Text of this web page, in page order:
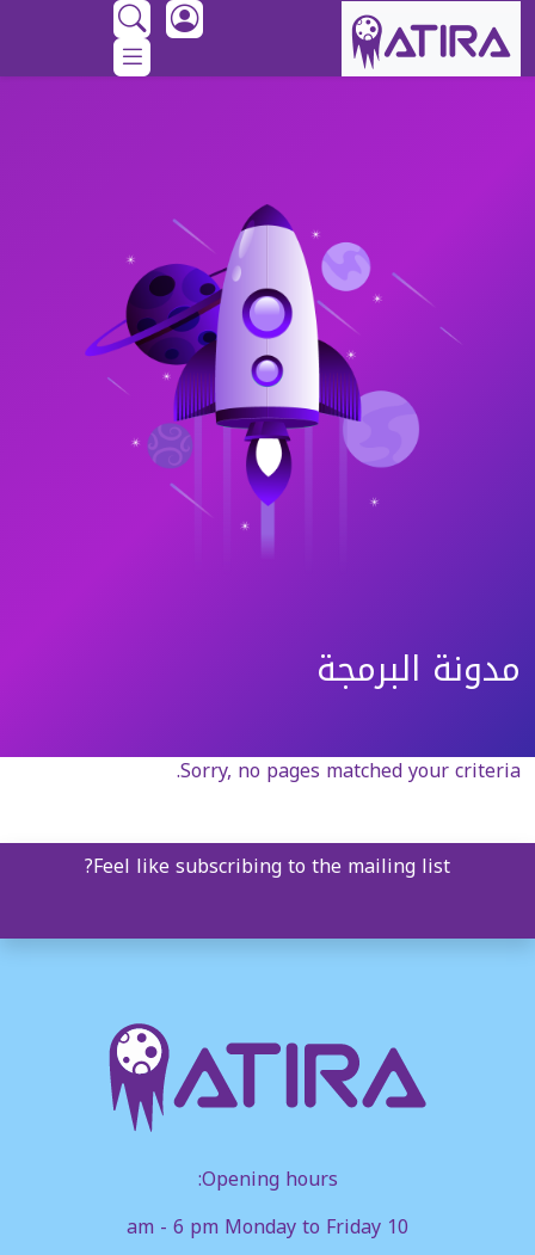
Skip
content
مدونة البرمجة
Sorry, no pages matched your criteria.
Feel like subscribing to the mailing list?
Opening hours:
10 am - 6 pm Monday to Friday